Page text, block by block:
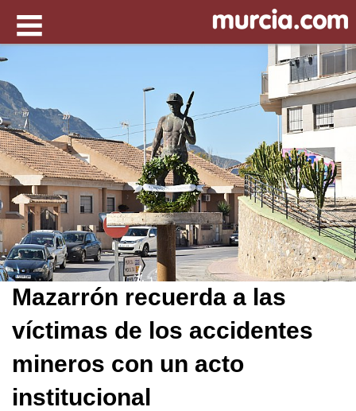
Mazarrón recuerda a las
víctimas de los accidentes
mineros con un acto
institucional